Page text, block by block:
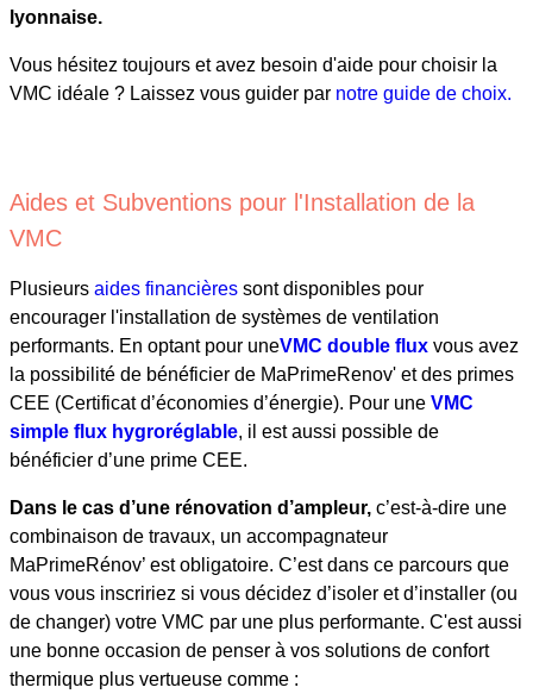
lyonnaise.
Vous hésitez toujours et avez besoin d'aide pour choisir la
VMC idéale ? Laissez vous guider par notre guide de choix.
Aides et Subventions pour l'Installation de la
VMC
Plusieurs aides financières sont disponibles pour
encourager l'installation de systèmes de ventilation
performants. En optant pour uneVMC double flux vous avez
la possibilité de bénéficier de MaPrimeRenov' et des primes
CEE (Certificat d’économies d’énergie). Pour une VMC
simple flux hygroréglable, il est aussi possible de
bénéficier d’une prime CEE.
Dans le cas d’une rénovation d’ampleur, c’est-à-dire une
combinaison de travaux, un accompagnateur
MaPrimeRénov’ est obligatoire. C’est dans ce parcours que
vous vous inscririez si vous décidez d’isoler et d’installer (ou
de changer) votre VMC par une plus performante. C'est aussi
une bonne occasion de penser à vos solutions de confort
thermique plus vertueuse comme :